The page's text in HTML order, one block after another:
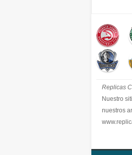
Replicas
Nuestro
nuestros